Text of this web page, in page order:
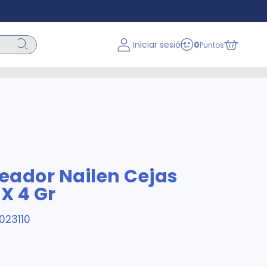
Iniciar sesión 0Puntos
Nailen Cejas
4 Gr